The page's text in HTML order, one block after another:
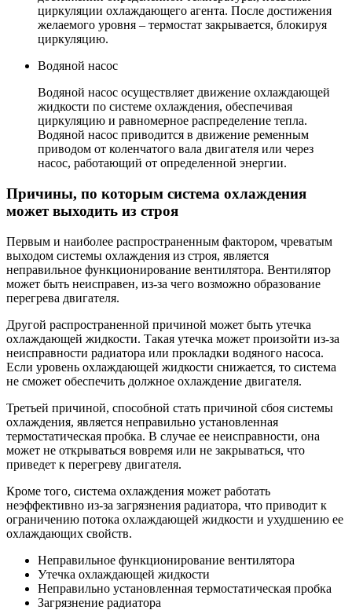
циркуляции охлаждающего агента. После достижения
желаемого уровня – термостат закрывается, блокируя
циркуляцию.
Водяной насос
Водяной насос осуществляет движение охлаждающей
жидкости по системе охлаждения, обеспечивая
циркуляцию и равномерное распределение тепла.
Водяной насос приводится в движение ременным
приводом от коленчатого вала двигателя или через
насос, работающий от определенной энергии.
Причины, по которым система охлаждения
может выходить из строя
Первым и наиболее распространенным фактором, чреватым
выходом системы охлаждения из строя, является
неправильное функционирование вентилятора. Вентилятор
может быть неисправен, из-за чего возможно образование
перегрева двигателя.
Другой распространенной причиной может быть утечка
охлаждающей жидкости. Такая утечка может произойти из-за
неисправности радиатора или прокладки водяного насоса.
Если уровень охлаждающей жидкости снижается, то система
не сможет обеспечить должное охлаждение двигателя.
Третьей причиной, способной стать причиной сбоя системы
охлаждения, является неправильно установленная
термостатическая пробка. В случае ее неисправности, она
может не открываться вовремя или не закрываться, что
приведет к перегреву двигателя.
Кроме того, система охлаждения может работать
неэффективно из-за загрязнения радиатора, что приводит к
ограничению потока охлаждающей жидкости и ухудшению ее
охлаждающих свойств.
Неправильное функционирование вентилятора
Утечка охлаждающей жидкости
Неправильно установленная термостатическая пробка
Загрязнение радиатора